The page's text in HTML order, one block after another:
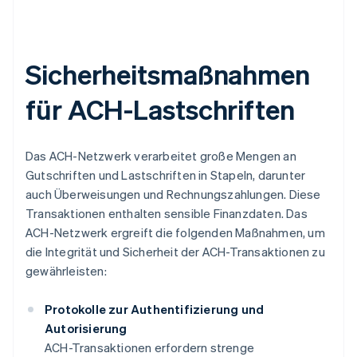
Sicherheitsmaßnahmen
für ACH-Lastschriften
Das ACH-Netzwerk verarbeitet große Mengen an
Gutschriften und Lastschriften in Stapeln, darunter
auch Überweisungen und Rechnungszahlungen. Diese
Transaktionen enthalten sensible Finanzdaten. Das
ACH-Netzwerk ergreift die folgenden Maßnahmen, um
die Integrität und Sicherheit der ACH-Transaktionen zu
gewährleisten:
Protokolle zur Authentifizierung und
Autorisierung
ACH-Transaktionen erfordern strenge